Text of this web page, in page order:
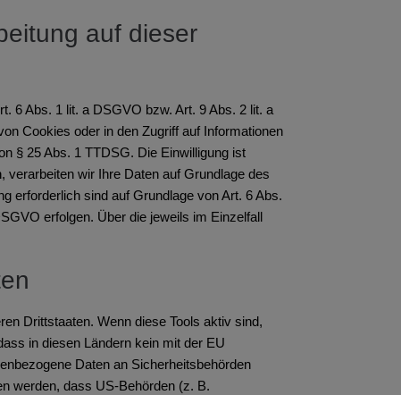
auf dieser
6 Abs. 1 lit. a DSGVO bzw. Art. 9 Abs. 2 lit. a
Cookies oder in den Zugriff auf Informationen
§ 25 Abs. 1 TTDSG. Die Einwilligung ist
wir Ihre Daten auf Grundlage des
erforderlich sind auf Grundlage von Art. 6 Abs.
erfolgen. Über die jeweils im Einzelfall
Drittstaaten. Wenn diese Tools aktiv sind,
in diesen Ländern kein mit der EU
Daten an Sicherheitsbehörden
werden, dass US-Behörden (z. B.